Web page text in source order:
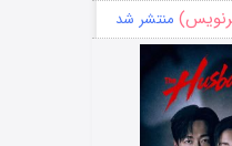
منتشر شد